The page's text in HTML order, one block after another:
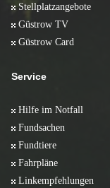
Stellplatzangebote
Güstrow TV
Güstrow Card
Service
Hilfe im Notfall
Fundsachen
Fundtiere
Fahrpläne
Linkempfehlungen